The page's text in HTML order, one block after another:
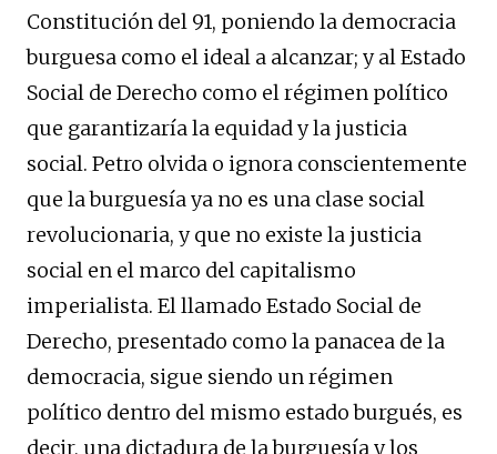
Constitución del 91, poniendo la democracia
burguesa como el ideal a alcanzar; y al Estado
Social de Derecho como el régimen político
que garantizaría la equidad y la justicia
social. Petro olvida o ignora conscientemente
que la burguesía ya no es una clase social
revolucionaria, y que no existe la justicia
social en el marco del capitalismo
imperialista. El llamado Estado Social de
Derecho, presentado como la panacea de la
democracia, sigue siendo un régimen
político dentro del mismo estado burgués, es
decir, una dictadura de la burguesía y los